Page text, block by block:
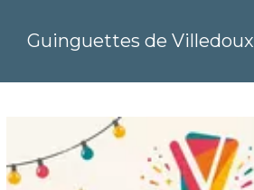
Guinguettes de Villedoux